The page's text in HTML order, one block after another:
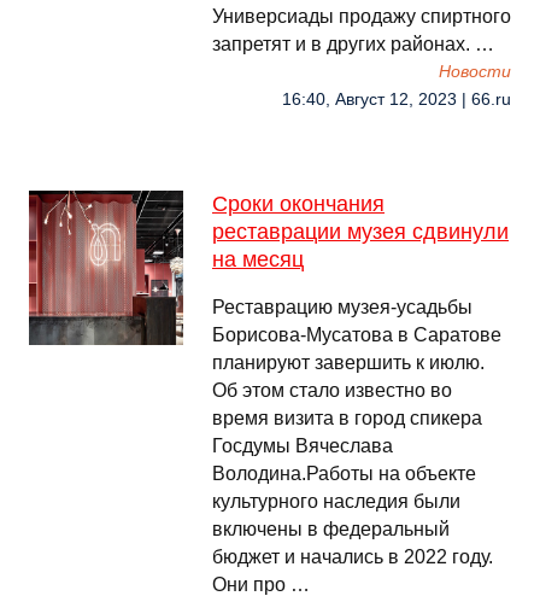
Универсиады продажу спиртного
запретят и в других районах. …
Новости
16:40, Август 12, 2023 | 66.ru
Сроки окончания
реставрации музея сдвинули
на месяц
Реставрацию музея-усадьбы
Борисова-Мусатова в Саратове
планируют завершить к июлю.
Об этом стало известно во
время визита в город спикера
Госдумы Вячеслава
Володина.Работы на объекте
культурного наследия были
включены в федеральный
бюджет и начались в 2022 году.
Они про …